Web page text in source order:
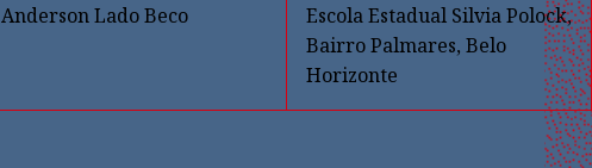
Anderson Lado Beco
Escola Estadual Silvia Polock,
Bairro Palmares, Belo
Horizonte